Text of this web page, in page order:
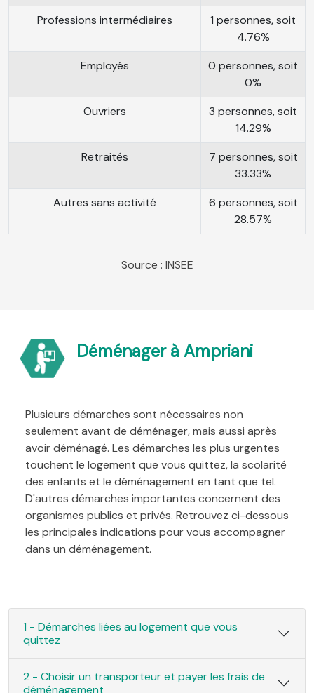
Professions intermédiaires
1 personnes, soit
4.76%
Employés
0 personnes, soit
0%
Ouvriers
3 personnes, soit
14.29%
Retraités
7 personnes, soit
33.33%
Autres sans activité
6 personnes, soit
28.57%
Source : INSEE
Déménager à Ampriani
Plusieurs démarches sont nécessaires non
seulement avant de déménager, mais aussi après
avoir déménagé. Les démarches les plus urgentes
touchent le logement que vous quittez, la scolarité
des enfants et le déménagement en tant que tel.
D'autres démarches importantes concernent des
organismes publics et privés. Retrouvez ci-dessous
les principales indications pour vous accompagner
dans un déménagement.
1 - Démarches liées au logement que vous
quittez
2 - Choisir un transporteur et payer les frais de
déménagement